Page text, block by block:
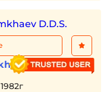
D.D.S.